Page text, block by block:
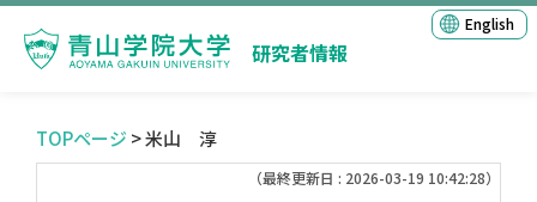
研究者情報
English
TOPページ > 米山 淳
（最終更新日 : 2026-03-19 10:42:28）